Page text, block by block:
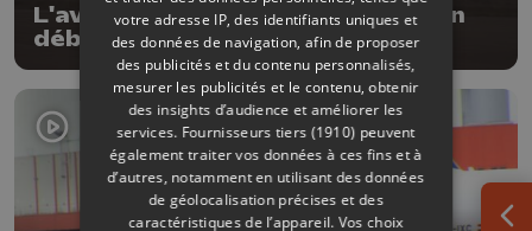
L'avenir de l'aviation au coeur d'un
débat environnemental à Liege
Airport
votre adresse IP, des identifiants uniques et
des données de navigation, afin de proposer
des publicités et du contenu personnalisés,
mesurer les publicités et le contenu, obtenir
des insights d’audience et améliorer les
services. Fournisseurs tiers (1910) peuvent
également traiter vos données à ces fins et à
d’autres, notamment en utilisant des données
de géolocalisation précises et des
caractéristiques de l’appareil. Vos choix